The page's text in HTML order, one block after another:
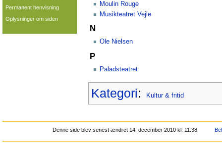
Moulin Rouge
Musikteatret Vejle
N
Ole Nielsen
P
Paladsteatret
Kategori: Kultur & fritid
Permanent henvisning
Oplysninger om siden
Denne side blev senest ændret 14. december 2010 kl. 11:38.